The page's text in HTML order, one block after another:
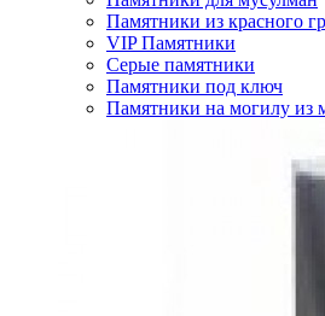
Памятники из красного
VIP Памятники
Серые памятники
Памятники под ключ
Памятники на могилу из